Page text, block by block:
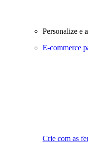
Personalize e
E-commerce
Crie com as